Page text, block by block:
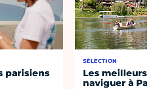
parisiens
SÉLECTION
Les
naviguer à